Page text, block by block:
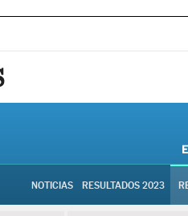
NOTICIAS RESULTADOS 2023